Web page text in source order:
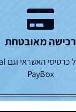
רכישה מאובטחת
PayBox